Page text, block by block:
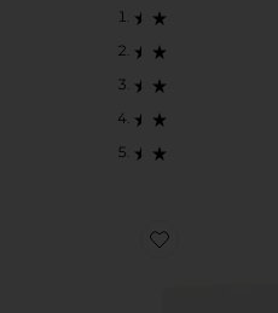
Favorite